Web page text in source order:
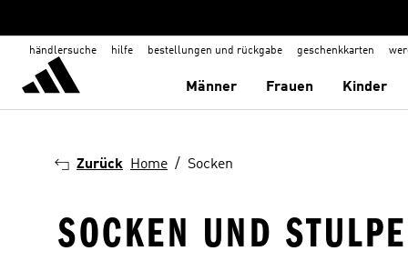
händlersuche hilfe bestellungen und rückgabe geschenkkarten
Männer Frauen Kinder
Zurück Home Socken
SOCKEN UND